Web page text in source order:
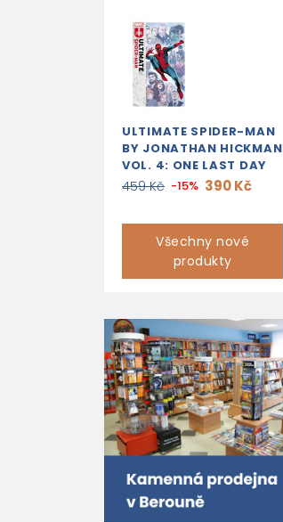
ULTIMATE SPIDER-MAN
BY JONATHAN HICKMAN
VOL. 4: ONE LAST DAY
459 Kč -15% 390 Kč
Všechny nové
produkty